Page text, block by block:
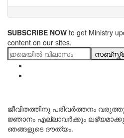
SUBSCRIBE NOW to get Ministry
content on our sites.
ജീവിതത്തിനു പരിവർത്തനം
ജ്ഞാനം എല്ലാവർക്കും
ഞങ്ങളുടെ ദൗത്യം.